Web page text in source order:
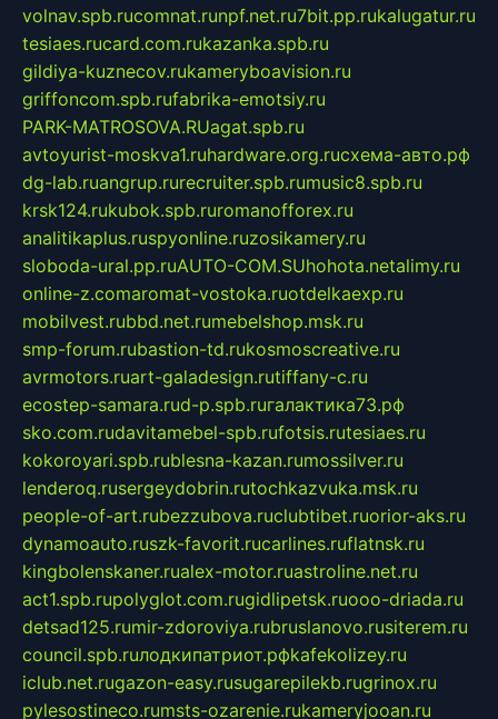
volnav.spb.rucomnat.runpf.net.ru7bit.pp.rukalugatur.ru
tesiaes.rucard.com.rukazanka.spb.ru
gildiya-kuznecov.rukameryboavision.ru
griffoncom.spb.rufabrika-emotsiy.ru
PARK-MATROSOVA.RUagat.spb.ru
avtoyurist-moskva1.ruhardware.org.ruсхема-авто.рф
dg-lab.ruangrup.rurecruiter.spb.rumusic8.spb.ru
krsk124.rukubok.spb.ruromanofforex.ru
analitikaplus.ruspyonline.ruzosikamery.ru
sloboda-ural.pp.ruAUTO-COM.SUhohota.netalimy.ru
online-z.comaromat-vostoka.ruotdelkaexp.ru
mobilvest.rubbd.net.rumebelshop.msk.ru
smp-forum.rubastion-td.rukosmoscreative.ru
avrmotors.ruart-galadesign.rutiffany-c.ru
ecostep-samara.rud-p.spb.ruгалактика73.рф
sko.com.rudavitamebel-spb.rufotsis.rutesiaes.ru
kokoroyari.spb.rublesna-kazan.rumossilver.ru
lenderoq.rusergeydobrin.rutochkazvuka.msk.ru
people-of-art.rubezzubova.ruclubtibet.ruorior-aks.ru
dynamoauto.ruszk-favorit.rucarlines.ruflatnsk.ru
kingbolenskaner.rualex-motor.ruastroline.net.ru
act1.spb.rupolyglot.com.rugidlipetsk.ruooo-driada.ru
detsad125.rumir-zdoroviya.rubruslanovo.rusiterem.ru
council.spb.ruлодкипатриот.рфkafekolizey.ru
iclub.net.rugazon-easy.rusugarepilekb.rugrinox.ru
pylesostineco.rumsts-ozarenie.rukameryjooan.ru